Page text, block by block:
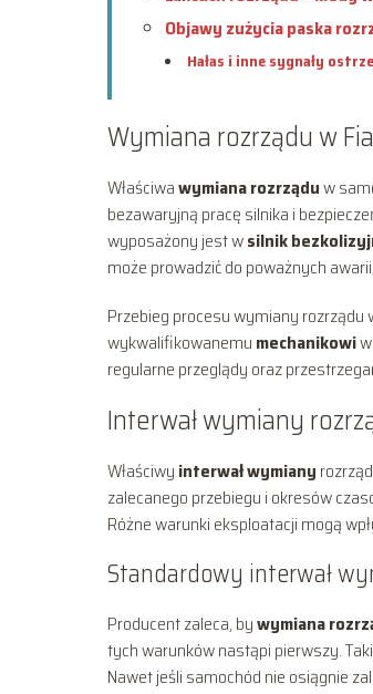
Objawy zużycia paska
Hałas i inne sygnały
Wymiana rozrządu w
Właściwawymiana rozrząduw
bezawaryjną pracę silnika i
wyposażony jest wsilnik
może prowadzić do poważnych
Przebieg procesu wymiany rozrządu
wykwalifikowanemu mechanikowi
regularne przeglądy oraz
Interwał wymiany
Właściwy interwał wymiany
zalecanego przebiegu i okresów
Różne warunki eksploatacji mogą
Standardowy interwał
Producent zaleca, bywymiana
tych warunków nastąpi pierwszy.
Nawet jeśli samochód nie osiągnie